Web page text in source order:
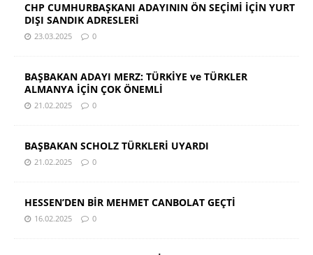
CHP CUMHURBAŞKANI ADAYININ ÖN SEÇİMİ İÇİN YURT
DIŞI SANDIK ADRESLERİ
23.03.2025 0
BAŞBAKAN ADAYI MERZ: TÜRKİYE ve TÜRKLER
ALMANYA İÇİN ÇOK ÖNEMLİ
21.02.2025 0
BAŞBAKAN SCHOLZ TÜRKLERİ UYARDI
21.02.2025 0
HESSEN’DEN BİR MEHMET CANBOLAT GEÇTİ
16.02.2025 0